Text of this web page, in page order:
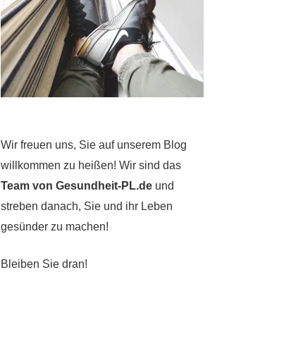
Wir freuen uns, Sie auf unserem Blog
willkommen zu heißen! Wir sind das
Team von Gesundheit-PL.de und
streben danach, Sie und ihr Leben
gesünder zu machen!
Bleiben Sie dran!